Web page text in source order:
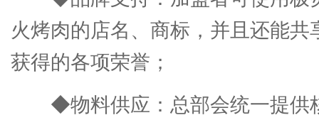
火烤肉的店名、商标，并且还能共
获得的各项荣誉；
◆物料供应：总部会统一提供